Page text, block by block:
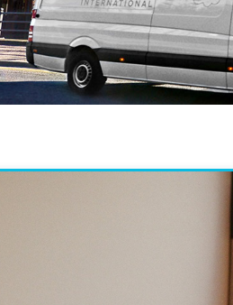
szerinti
kiszállítás